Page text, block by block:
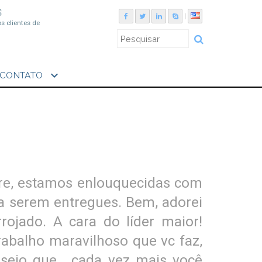
clientes de
CONTATO expand_more
estamos enlouquecidas com
serem entregues. Bem, adorei
A cara do líder maior!
maravilhoso que vc faz,